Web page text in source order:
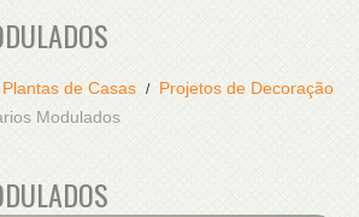
de Casas
Projetos de Decoração
Modulados